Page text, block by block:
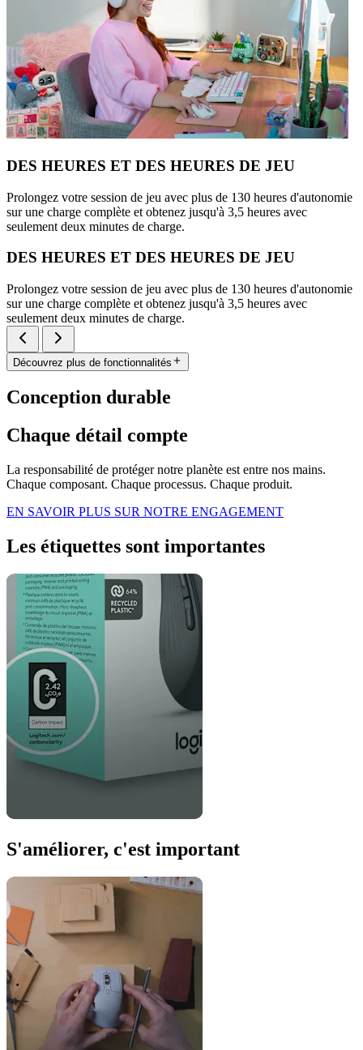
DES HEURES ET DES HEURES DE JEU
Prolongez votre session de jeu avec plus de 130 heures d'autonomie
sur une charge complète et obtenez jusqu'à 3,5 heures avec
seulement deux minutes de charge.
DES HEURES ET DES HEURES DE JEU
Prolongez votre session de jeu avec plus de 130 heures d'autonomie
sur une charge complète et obtenez jusqu'à 3,5 heures avec
seulement deux minutes de charge.
Découvrez plus de fonctionnalités
Conception durable
Chaque détail compte
La responsabilité de protéger notre planète est entre nos mains.
Chaque composant. Chaque processus. Chaque produit.
EN SAVOIR PLUS SUR NOTRE ENGAGEMENT
Les étiquettes sont importantes
S'améliorer, c'est important